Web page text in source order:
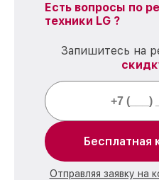
Есть вопросы по
техники LG ?
Запишитесь на
Бесплатная
Отправляя заявку на